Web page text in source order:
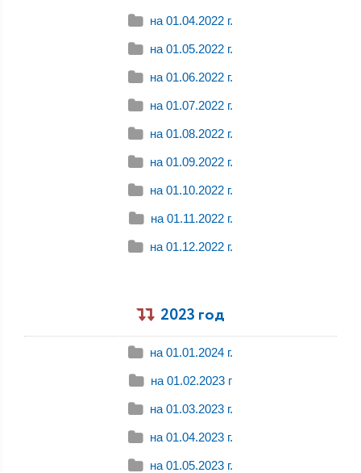
на 01.04.2022 г.
на 01.05.2022 г.
на 01.06.2022 г.
на 01.07.2022 г.
на 01.08.2022 г.
на 01.09.2022 г.
на 01.10.2022 г.
на 01.11.2022 г.
на 01.12.2022 г.
2023 год
на 01.01.2024 г.
на 01.02.2023 г
на 01.03.2023 г.
на 01.04.2023 г.
на 01.05.2023 г.